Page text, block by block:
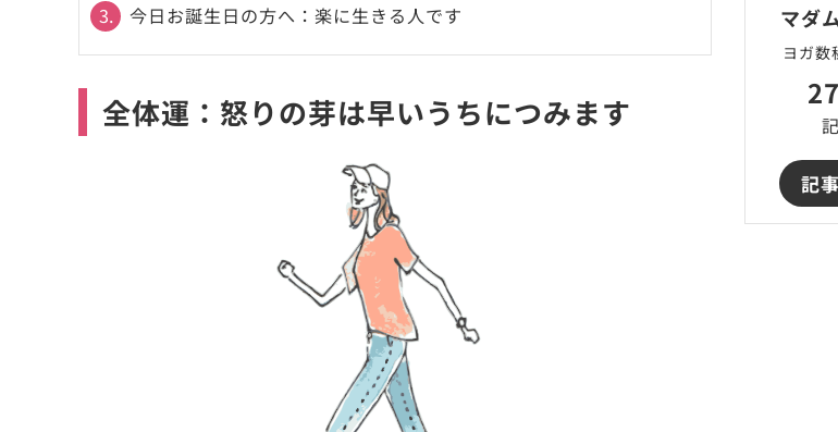
3. 今日お誕生日の方へ：楽に生きる人です
全体運：怒りの芽は早いうちにつみます
マダ
ヨガ数
記